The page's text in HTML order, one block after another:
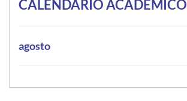
CALENDÁRIO ACADÊMICO
agosto